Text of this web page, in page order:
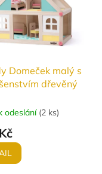
Domeček malý s
dřevěný
odeslání (2 ks)